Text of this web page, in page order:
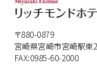
〒880-0879
宮崎県宮崎市宮崎駅東
FAX:0985-60-2000